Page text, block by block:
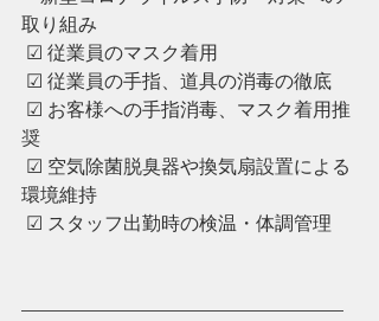
取り組み
☑︎ 従業員のマスク着用
☑︎ ︎従業員の手指、道具の消毒の徹底
奨
環境維持
☑︎ ︎スタッフ出勤時の検温・体調管理
—————————————————